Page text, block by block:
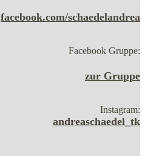
facebook.com/schaedelandrea
Facebook Gruppe:
zur Gruppe
Instagram:
andreaschaedel_tk